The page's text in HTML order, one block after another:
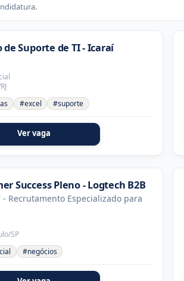
de Suporte de TI - Icaraí
#excel #suporte
Ver vaga
Success Pleno - Logtech B2B
- Recrutamento Especializado para
SP
#negócios